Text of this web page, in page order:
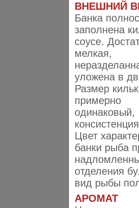
ВНЕШНИЙ
Банка
заполнена
соусе.
мелкая,
уложена в
Размер
примерно
одинаковый,
Цвет
банки рыба
отделения
вид рыбы
АРОМАТ